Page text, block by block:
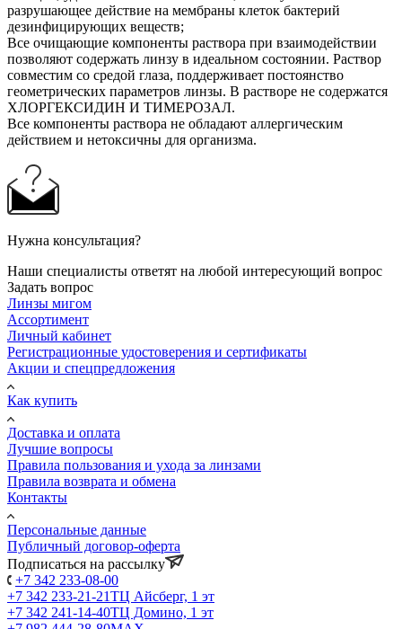
разрушающее действие на мембраны клеток бактерий
дезинфицирующих веществ;
Все очищающие компоненты раствора при взаимодействии
позволяют содержать линзу в идеальном состоянии. Раствор
совместим со средой глаза, поддерживает постоянство
геометрических параметров линзы. В растворе не содержатся
ХЛОРГЕКСИДИН И ТИМЕРОЗАЛ.
Все компоненты раствора не обладают аллергическим
действием и нетоксичны для организма.
Нужна консультация?
Наши специалисты ответят на любой интересующий вопрос
Задать вопрос
Линзы мигом
Ассортимент
Личный кабинет
Регистрационные удостоверения и сертификаты
Акции и спецпредложения
Как купить
Доставка и оплата
Лучшие вопросы
Правила пользования и ухода за линзами
Правила возврата и обмена
Контакты
Персональные данные
Публичный договор-оферта
Подписаться на рассылку
+7 342 233-08-00
+7 342 233-21-21ТЦ Айсберг, 1 эт
+7 342 241-14-40ТЦ Домино, 1 эт